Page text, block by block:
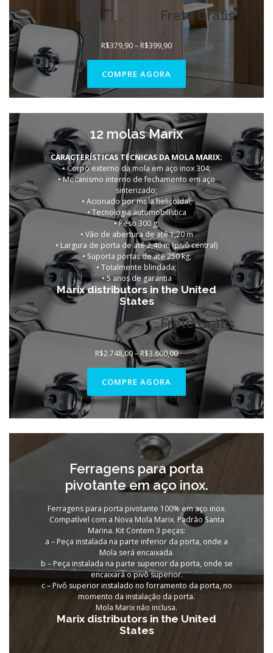
Frete Grátis
R$379,90– R$399,90Faixa
preço:
através
R$399,90
COMPRE AGORA
12 molas Marix
CARACTERÍSTICAS TÉCNICAS DA MOLA MARIX:
• Corpo externo da mola em aço inox 304;
• Mecanismo interno de fechamento em aço
sinterizado;
• Acionado por mola helicoidal;
• Tecnologia automobilística
• Peso 300 g;
• Vão de abertura de até 1,20 m
• Largura de porta de até 2,40 m (pivô central)
• Suporta portas de até 250 kg;
• Totalmente blindada;
• 5 anos de garantia
Marix distributors in the United
States
Frete Grátis
R$2.748,00–R$3.600,00Faixa
de
preço:
R$2.748,00
R$3.600,00
COMPRE AGORA
Ferragens para porta
pivotante em aço inox.
Ferragens para porta pivotante 100% em aço inox.
Compatível com a Nova Mola Marix. Padrão Santa
Marina. Kit Contem 3 peças:
a – Peça instalada na parte inferior da porta, onde a
Mola será encaixada.
b – Peça instalada na parte superior da porta, onde se
encaixará o pivô superior.
c – Pivô superior instalado no forramento da porta, no
momento da instalação da porta.
Mola Marix não inclusa.
Marix distributors in the United
States